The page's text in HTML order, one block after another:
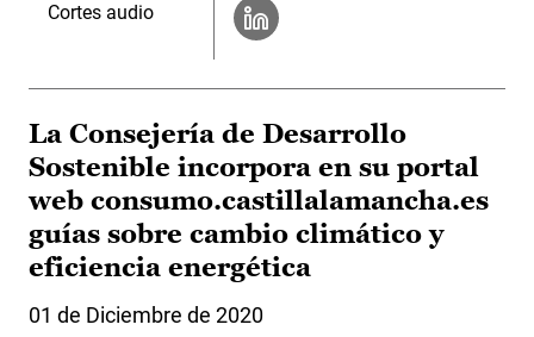
Cortes audio
La Consejería de Desarrollo
Sostenible incorpora en su portal
web consumo.castillalamancha.es
guías sobre cambio climático y
eficiencia energética
01 de Diciembre de 2020